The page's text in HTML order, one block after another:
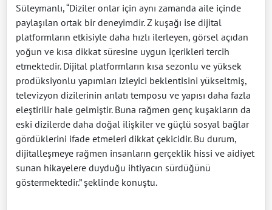
Süleymanlı, “Diziler onlar için aynı zamanda aile içinde
paylaşılan ortak bir deneyimdir. Z kuşağı ise dijital
platformların etkisiyle daha hızlı ilerleyen, görsel açıdan
yoğun ve kısa dikkat süresine uygun içerikleri tercih
etmektedir. Dijital platformların kısa sezonlu ve yüksek
prodüksiyonlu yapımları izleyici beklentisini yükseltmiş,
televizyon dizilerinin anlatı temposu ve yapısı daha fazla
eleştirilir hale gelmiştir. Buna rağmen genç kuşakların da
eski dizilerde daha doğal ilişkiler ve güçlü sosyal bağlar
gördüklerini ifade etmeleri dikkat çekicidir. Bu durum,
dijitalleşmeye rağmen insanların gerçeklik hissi ve aidiyet
sunan hikayelere duyduğu ihtiyacın sürdüğünü
göstermektedir.” şeklinde konuştu.